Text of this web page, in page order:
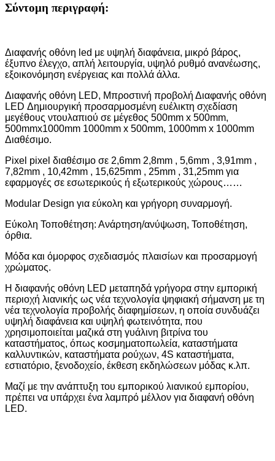
Σύντομη περιγραφή:
Διαφανής οθόνη led με υψηλή διαφάνεια, μικρό βάρος,
έξυπνο έλεγχο, απλή λειτουργία, υψηλό ρυθμό ανανέωσης,
εξοικονόμηση ενέργειας και πολλά άλλα.
Διαφανής οθόνη LED, Μπροστινή προβολή Διαφανής οθόνη
LED Δημιουργική προσαρμοσμένη ευέλικτη σχεδίαση
μεγέθους ντουλαπιού σε μέγεθος 500mm x 500mm,
500mmx1000mm 1000mm x 500mm, 1000mm x 1000mm
Διαθέσιμο.
Pixel pixel διαθέσιμο σε 2,6mm 2,8mm , 5,6mm , 3,91mm ,
7,82mm , 10,42mm , 15,625mm , 25mm , 31,25mm για
εφαρμογές σε εσωτερικούς ή εξωτερικούς χώρους……
Modular Design για εύκολη και γρήγορη συναρμογή.
Εύκολη Τοποθέτηση: Ανάρτηση/ανύψωση, Τοποθέτηση,
όρθια.
Μόδα και όμορφος σχεδιασμός πλαισίων και προσαρμογή
χρώματος.
Η διαφανής οθόνη LED μεταπηδά γρήγορα στην εμπορική
περιοχή λιανικής ως νέα τεχνολογία ψηφιακή σήμανση με τη
νέα τεχνολογία προβολής διαφημίσεων, η οποία συνδυάζει
υψηλή διαφάνεια και υψηλή φωτεινότητα, που
χρησιμοποιείται μαζικά στη γυάλινη βιτρίνα του
καταστήματος, όπως κοσμηματοπωλεία, καταστήματα
καλλυντικών, καταστήματα ρούχων, 4S καταστήματα,
εστιατόριο, ξενοδοχείο, έκθεση εκδηλώσεων μόδας κ.λπ.
Μαζί με την ανάπτυξη του εμπορικού λιανικού εμπορίου,
πρέπει να υπάρχει ένα λαμπρό μέλλον για διαφανή οθόνη
LED.